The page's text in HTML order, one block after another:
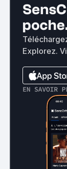
Explorez.
EN SAVOIR